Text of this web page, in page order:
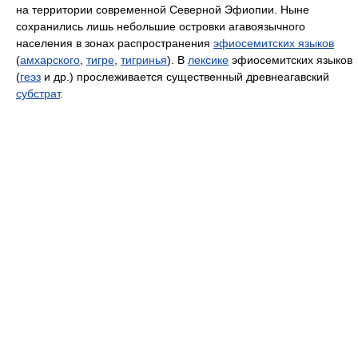
на территории современной Северной Эфиопии. Ныне
сохранились лишь небольшие островки агавоязычного
населения в зонах распространения эфиосемитских языков
(амхарского тигре тигринья). В лексике эфиосемитских языков
(геэз и др.) прослеживается существенный древнеагавский
субстрат.